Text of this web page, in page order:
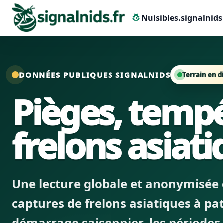
pest_control
DONNÉES PUBLIQUES SIGNALNIDS Terrain en
Pièges,
frelons
Une lecture globale et
captures de frelons asiatiques à